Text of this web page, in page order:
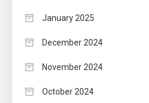
January 2025
December 2024
November 2024
October 2024